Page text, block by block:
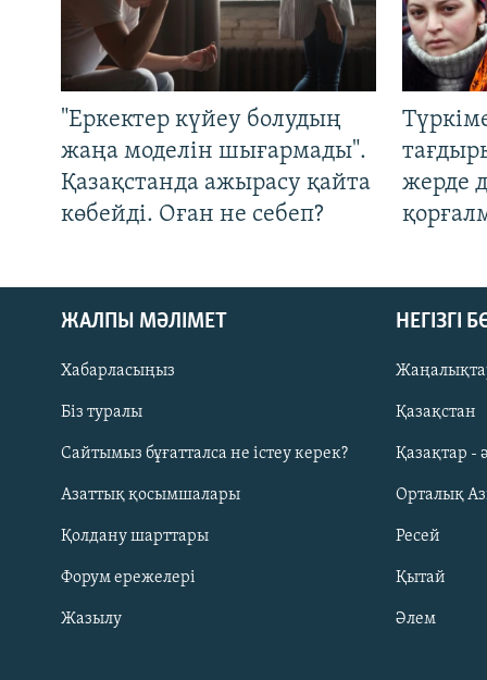
Русский
ЖАЗЫЛЫҢЫЗ
"Еркектер күйеу болудың
жаңа моделін шығармады".
Қазақстанда ажырасу қайта
көбейді. Оған не себеп?
жерде
ЖАЛПЫ МӘЛІМЕТ
Хабарласыңыз
Біз туралы
Сайтымыз бұғатталса не істеу керек?
Азаттық қосымшалары
Қолдану шарттары
Форум ережелері
Жазылу
НЕГІЗГІ
Қазақстан
Қазақтар -
Орталық
Ресей
Қытай
Әлем